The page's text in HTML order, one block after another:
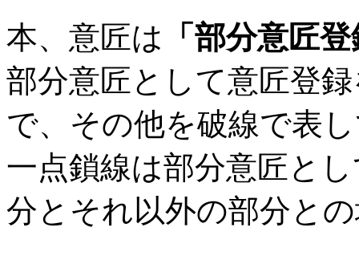
本、意匠は 「部分意匠
部分意匠として意匠登
で、その他を破線で表
一点鎖線は部分意匠と
分とそれ以外の部分と